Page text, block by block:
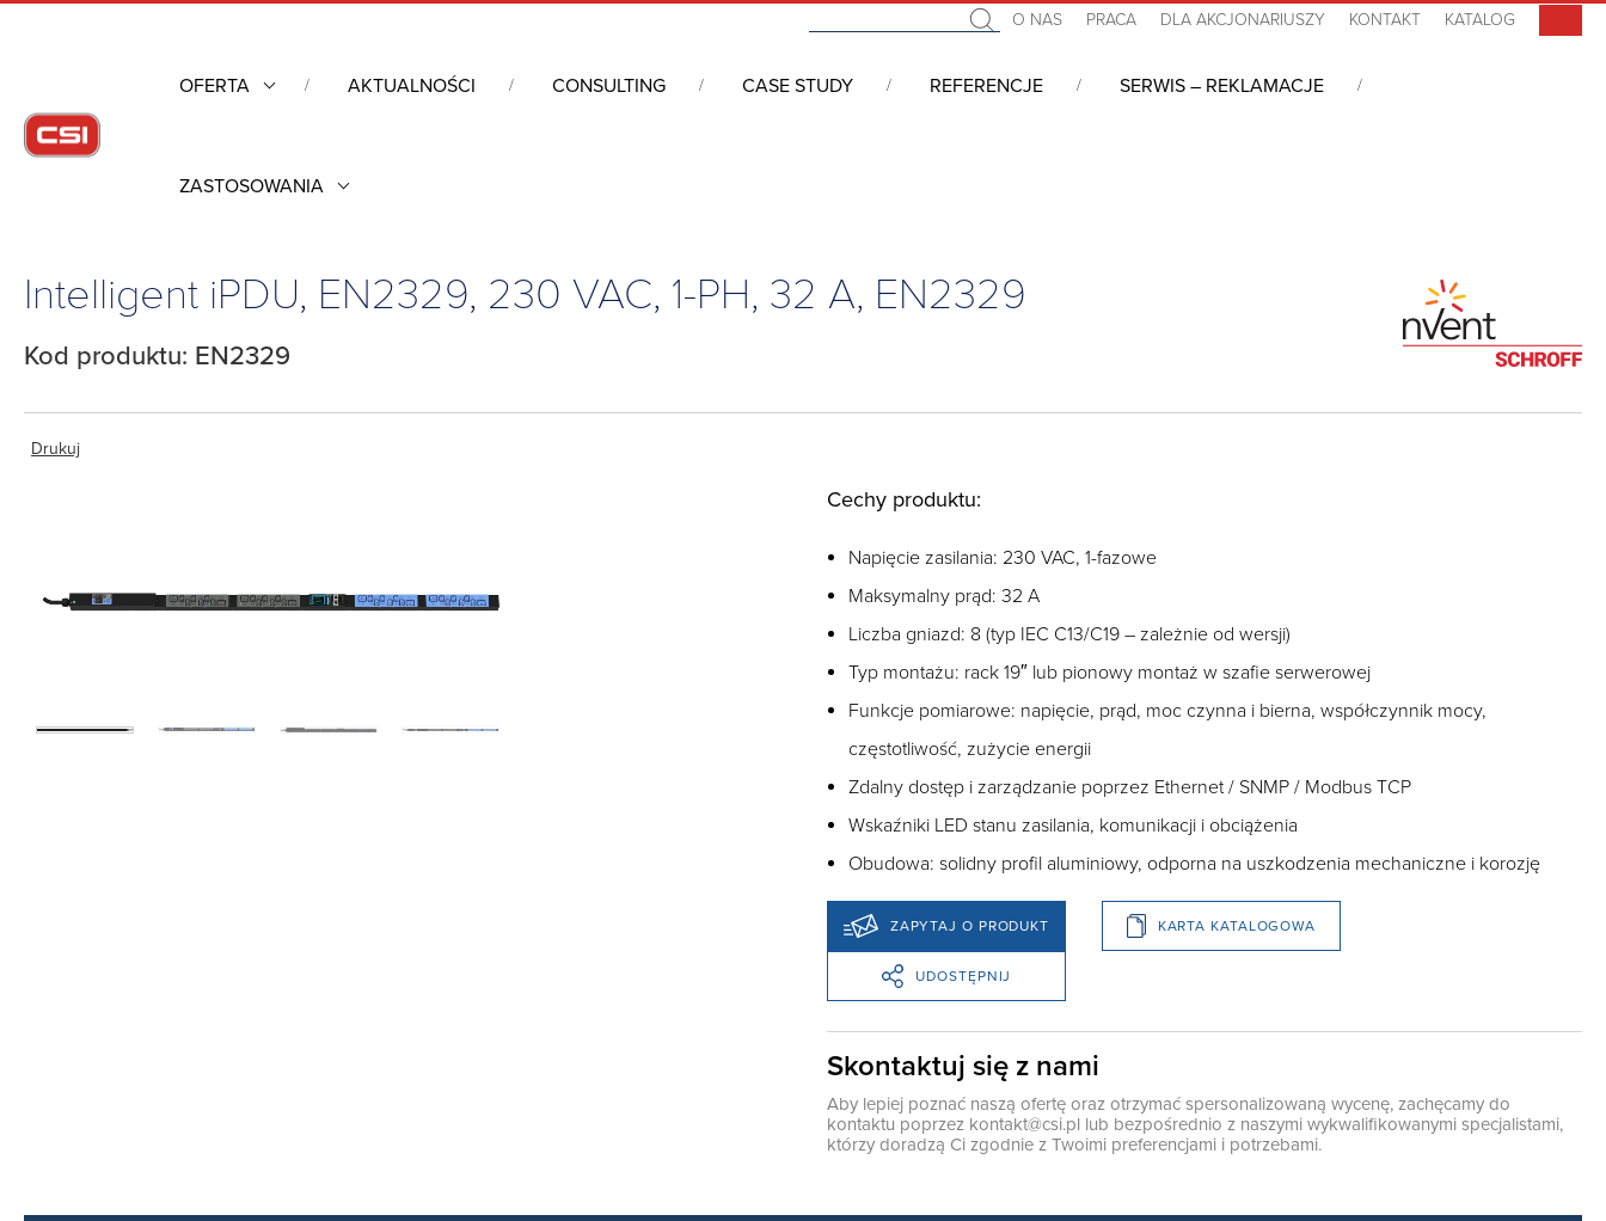
O NAS PRACA DLA AKCJONARIUSZY KONTAKT KATALOG
OFERTA AKTUALNOŚCI CONSULTING CASE STUDY REFERENCJE SERWIS – REKLAMACJE
ZASTOSOWANIA
Obudowy przemysłowe
Intelligent iPDU, EN2329, 230 VAC, 1-PH, 32 A, EN2329
Kod produktu: EN2329
Drukuj
Cechy produktu:
Napięcie zasilania: 230 VAC, 1-fazowe
Maksymalny prąd: 32 A
Liczba gniazd: 8 (typ IEC C13/C19 – zależnie od wersji)
Typ montażu: rack 19″ lub pionowy montaż w szafie serwerowej
Funkcje pomiarowe: napięcie, prąd, moc czynna i bierna, współczynnik mocy,
częstotliwość, zużycie energii
Zdalny dostęp i zarządzanie poprzez Ethernet / SNMP / Modbus TCP
Wskaźniki LED stanu zasilania, komunikacji i obciążenia
Obudowa: solidny profil aluminiowy, odporna na uszkodzenia mechaniczne i korozję
ZAPYTAJ O PRODUKT KARTA KATALOGOWA
UDOSTĘPNIJ
Skontaktuj się z nami
Aby lepiej poznać naszą ofertę oraz otrzymać spersonalizowaną wycenę, zachęcamy do
kontaktu poprzez kontakt@csi.pl lub bezpośrednio z naszymi wykwalifikowanymi specjalistami,
którzy doradzą Ci zgodnie z Twoimi preferencjami i potrzebami.